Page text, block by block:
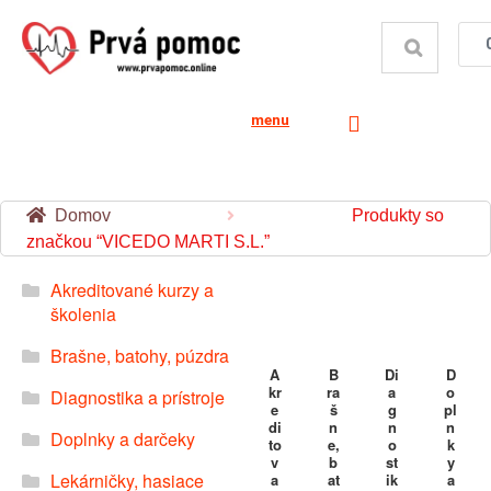
menu
Domov
Produkty so
značkou “VICEDO MARTI S.L.”
Akreditované kurzy a
školenia
Brašne, batohy, púzdra
Diagnostika a prístroje
Doplnky a darčeky
Lekárničky, hasiace
A
kr
e
di
to
v
a
B
ra
š
n
e,
b
at
Di
a
g
n
o
st
ik
D
o
pl
n
k
y
a